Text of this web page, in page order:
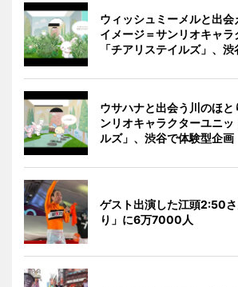
ウィッシュミーメルと出
イメージ＝サンリオキャラ
「チアリステイルズ」、
ウサハナと出会う川のほ
ンリオキャラクターユニッ
ルズ」、渋谷で体験型企画
ゲスト出演した江頭2:50
り」に6万7000人